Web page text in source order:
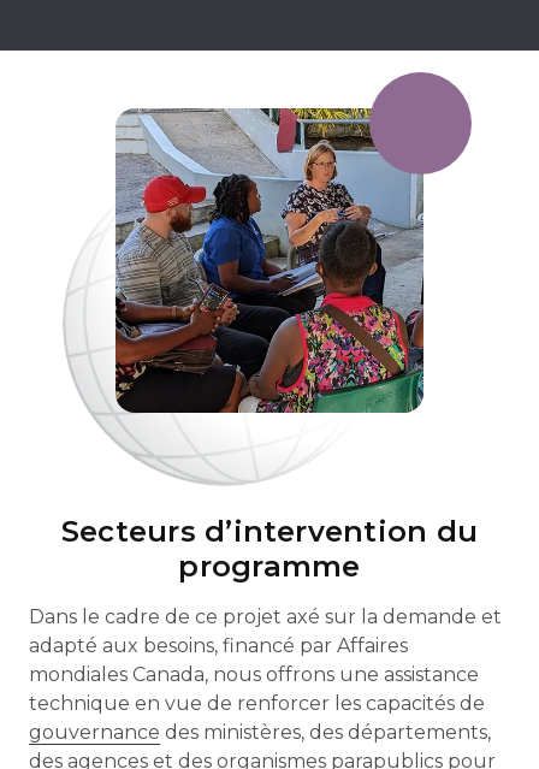
Secteurs d’intervention du
programme
Dans le cadre de ce projet axé sur la demande et
adapté aux besoins, financé par Affaires
mondiales Canada, nous offrons une assistance
technique en vue de renforcer les capacités de
gouvernance des ministères, des départements,
des agences et des organismes parapublics pour